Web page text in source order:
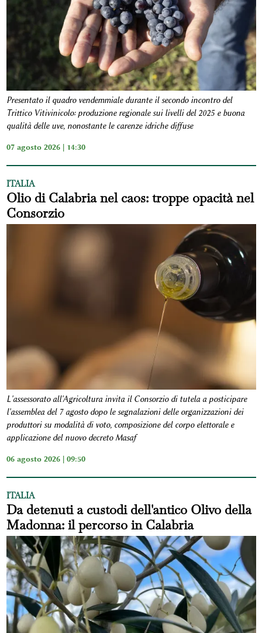
Presentato il quadro vendemmiale durante il secondo incontro del
Trittico Vitivinicolo: produzione regionale sui livelli del 2025 e buona
qualità delle uve, nonostante le carenze idriche diffuse
07 agosto 2026 | 14:30
ITALIA
Olio di Calabria nel caos: troppe opacità nel
Consorzio
L'assessorato all'Agricoltura invita il Consorzio di tutela a posticipare
l'assemblea del 7 agosto dopo le segnalazioni delle organizzazioni dei
produttori su modalità di voto, composizione del corpo elettorale e
applicazione del nuovo decreto Masaf
06 agosto 2026 | 09:50
ITALIA
Da detenuti a custodi dell'antico Olivo della
Madonna: il percorso in Calabria